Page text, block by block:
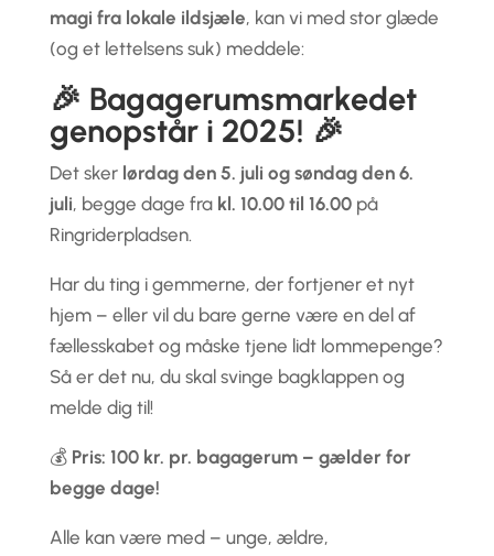
magi fra lokale ildsjæle, kan vi med stor glæde
(og et lettelsens suk) meddele:
🎉 Bagagerumsmarkedet
genopstår i 2025! 🎉
Det sker lørdag den 5. juli og søndag den 6.
juli, begge dage fra kl. 10.00 til 16.00på
Ringriderpladsen.
Har du ting i gemmerne, der fortjener et nyt
hjem – eller vil du bare gerne være en del af
fællesskabet og måske tjene lidt lommepenge?
Så er det nu, du skal svinge bagklappen og
melde dig til!
💰 Pris: 100 kr. pr. bagagerum – gælder for
begge dage!
Alle kan være med – unge, ældre,